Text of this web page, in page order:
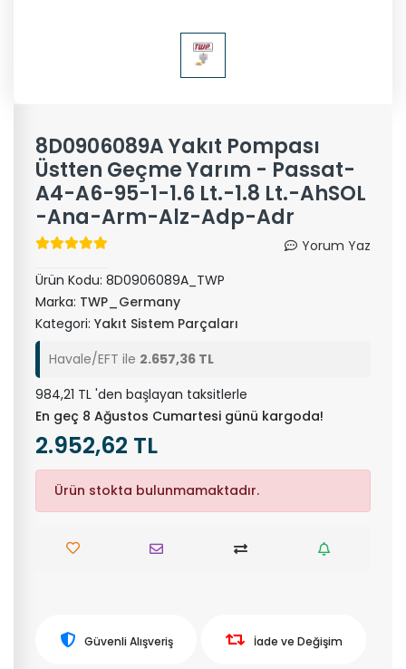
8D0906089A Yakıt Pompası
Üstten Geçme Yarım - Passat-
A4-A6-95-1-1.6 Lt.-1.8 Lt.-AhSOL
-Ana-Arm-Alz-Adp-Adr
Yorum Yaz
Ürün Kodu: 8D0906089A_TWP
Marka: TWP_Germany
Kategori: Yakıt Sistem Parçaları
Havale/EFT ile 2.657,36 TL
984,21 TL 'den başlayan taksitlerle
En geç 8 Ağustos Cumartesi günü kargoda!
2.952,62 TL
Ürün stokta bulunmamaktadır.
Güvenli Alışveriş İade ve Değişim